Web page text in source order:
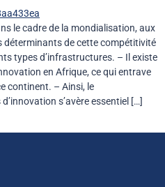
le cadre de la mondialisation, aux
déterminants de cette compétitivité
types d’infrastructures. – Il existe
en Afrique, ce qui entrave
continent. – Ainsi, le
s’avère essentiel […]